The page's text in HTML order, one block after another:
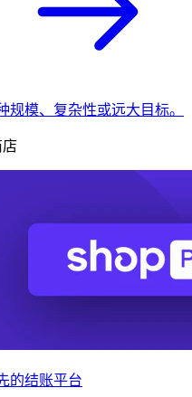
规模、复杂性或远大目标。
店
的结账平台